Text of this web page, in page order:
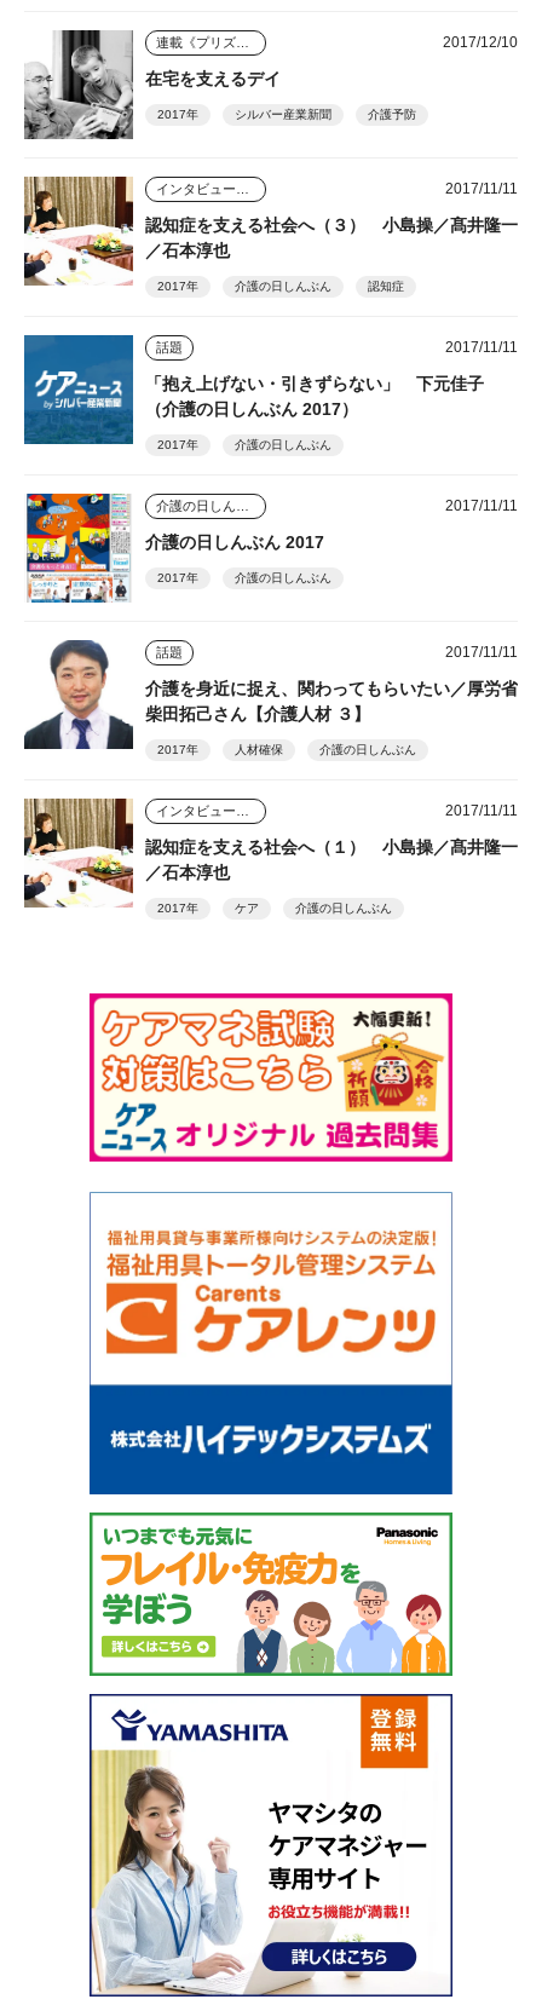
2017/12/10
在宅を支えるデイ
2017年 シルバー産業新聞 介護予防
2017/11/11
認知症を支える社会へ（３） 小島操／髙井隆一
／石本淳也
2017年 介護の日しんぶん 認知症
話題 2017/11/11
「抱え上げない・引きずらない」 下元佳子
（介護の日しんぶん 2017）
2017年 介護の日しんぶん
2017/11/11
介護の日しんぶん 2017
2017年 介護の日しんぶん
話題 2017/11/11
介護を身近に捉え、関わってもらいたい／厚労省
柴田拓己さん【介護人材 ３】
2017年 人材確保 介護の日しんぶん
2017/11/11
認知症を支える社会へ（１） 小島操／髙井隆一
／石本淳也
2017年 ケア 介護の日しんぶん